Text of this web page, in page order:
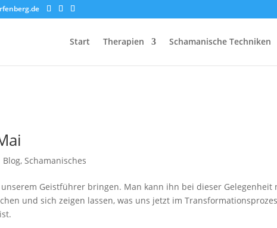
Start Therapien Schamanische Techniken
Blog,Schamanisches
Geistführer bringen. Man kann ihn bei dieser Gelegenheit
und sich zeigen lassen, was uns jetzt im